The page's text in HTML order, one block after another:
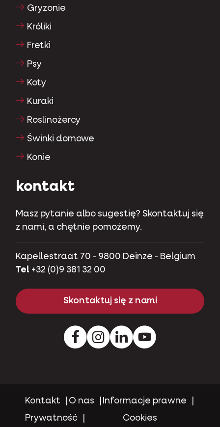
Gryzonie
Króliki
Fretki
Psy
Koty
Kuraki
Roslinożercy
Świnki domowe
Konie
kontakt
Masz pytanie albo sugestię? Skontaktuj się
z nami, a chętnie pomożemy.
Kapellestraat 70 - 9800 Deinze - Belgium
Tel +32 (0)9 381 32 00
Skontaktuj się z nami
FacebookInstagramPinterestYoutube
Kontakt O nas
Informacje prawne
Prywatność
Cookies